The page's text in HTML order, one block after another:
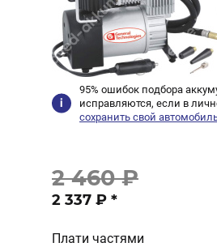
95% ошибок подбора
исправляются, если в
сохранить свой
2 460 ₽
2 337 ₽ *
Плати частями